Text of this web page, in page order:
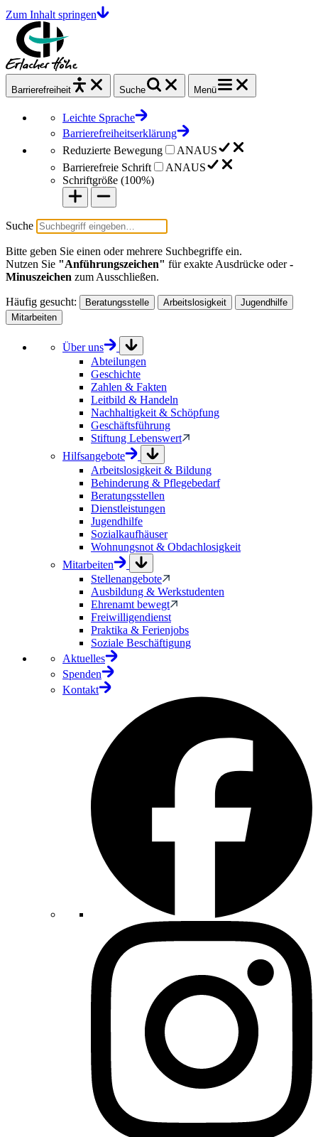
Zum Inhalt springen
Barrierefrei heit Suche Menü
Leichte Sprache
Barrierefreiheitserklärung
Reduzierte Bewegung
ANAUS
Barrierefreie Schrift
ANAUS
Schriftgröße (100%)
Suche
Bitte geben Sie einen oder mehrere Suchbegriffe ein.
Nutzen Sie "Anführungszeichen" für exakte Ausdrücke oder-
Minuszeichen zum Ausschließen.
Häufig gesucht: Beratungsstelle Arbeitslosigkeit
Jugendhilfe
Mitarbeiten
Über uns
Abteilungen
Geschichte
Zahlen & Fakten
Leitbild & Handeln
Nachhaltigkeit & Schöpfung
Geschäftsführung
Stiftung Lebenswert
Hilfsangebote
Arbeitslosigkeit & Bildung
Behinderung & Pflegebedarf
Beratungsstellen
Dienstleistungen
Jugendhilfe
Sozialkaufhäuser
Wohnungsnot & Obdachlosigkeit
Mitarbeiten
Stellenangebote
Ausbildung & Werkstudenten
Ehrenamt bewegt
Freiwilligendienst
Praktika & Ferienjobs
Soziale Beschäftigung
Aktuelles
Spenden
Kontakt